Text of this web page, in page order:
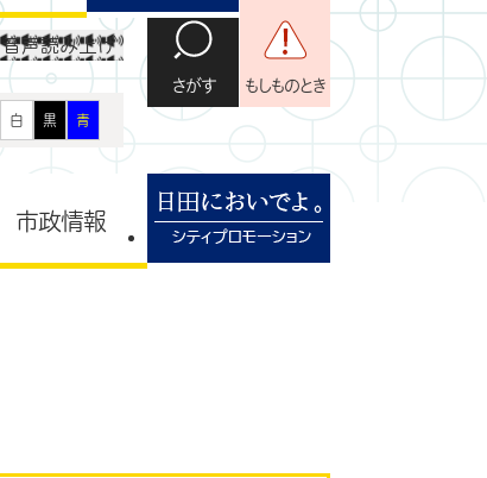
音声読み上げ
白 黒 青
さがす もしものとき
市政情報